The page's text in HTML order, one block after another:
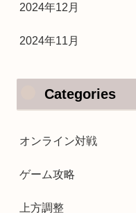
2024年12月
2024年11月
Categories
オンライン対戦
ゲーム攻略
上方調整